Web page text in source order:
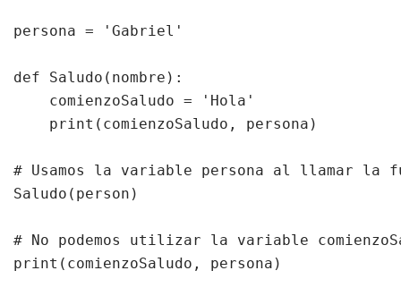
persona = 'Gabriel'
def Saludo(nombre):
    comienzoSaludo = 'Hola'
    print(comienzoSaludo, persona)
# Usamos la variable persona al llamar la
Saludo(person)
# No podemos utilizar la variable
print(comienzoSaludo, persona)